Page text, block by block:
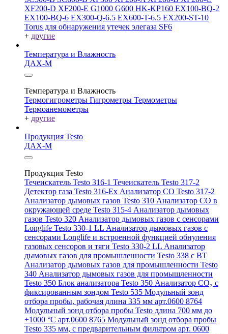
XF200-D XF200-E G1000 G600 HK-KP160 EX100-BQ-2
EX100-BQ-6 EX300-Q-6.5 EX600-T-6.5 EX200-ST-10
Torus для обнаружения утечек элегаза SF6
+ другие
Температура и Влажность
ДАХ-М
Температура и Влажность
Термогигрометры Гигрометры Термометры
Термоанемометры
+ другие
Продукция Testo
ДАХ-М
Продукция Testo
Течеискатель Testo 316-1 Течеискатель Testo 317-2
Детектор газа Testo 316-Ex Анализатор CO Testo 317-2
Анализатор дымовых газов Testo 310 Анализатор CO в
окружающей среде Testo 315-4 Анализатор дымовых
газов Testo 320 Анализатор дымовых газов с сенсорами
Longlife Testo 330-1 LL Анализатор дымовых газов с
сенсорами Longlife и встроенной функцией обнуления
газовых сенсоров и тяги Testo 330-2 LL Анализатор
дымовых газов для промышленности Testo 338 с BT
Анализатор дымовых газов для промышленности Testo
340 Анализатор дымовых газов для промышленности
Testo 350 Блок анализатора Testo 350 Анализатор СО₂ с
фиксированным зондом Testo 535 Модульный зонд
отбора пробы, рабочая длина 335 мм арт.0600 8764
Модульный зонд отбора пробы Testo длина 700 мм до
+1000 °С арт.0600 8765 Модульный зонд отбора пробы
Testo 335 мм, с предварительным фильтром арт. 0600